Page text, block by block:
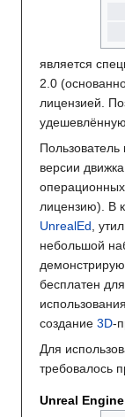
является
2.0
лицензией.
Пользователь
версии
лицензию). В
UnrealEd,
небольшой
бесплатен
создание 3D-
Для
требовалось
Unreal